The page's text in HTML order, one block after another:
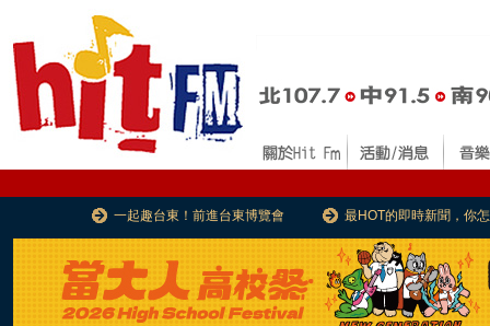
一起趣台東！前進台東博覽會 最HOT的即時新聞，你